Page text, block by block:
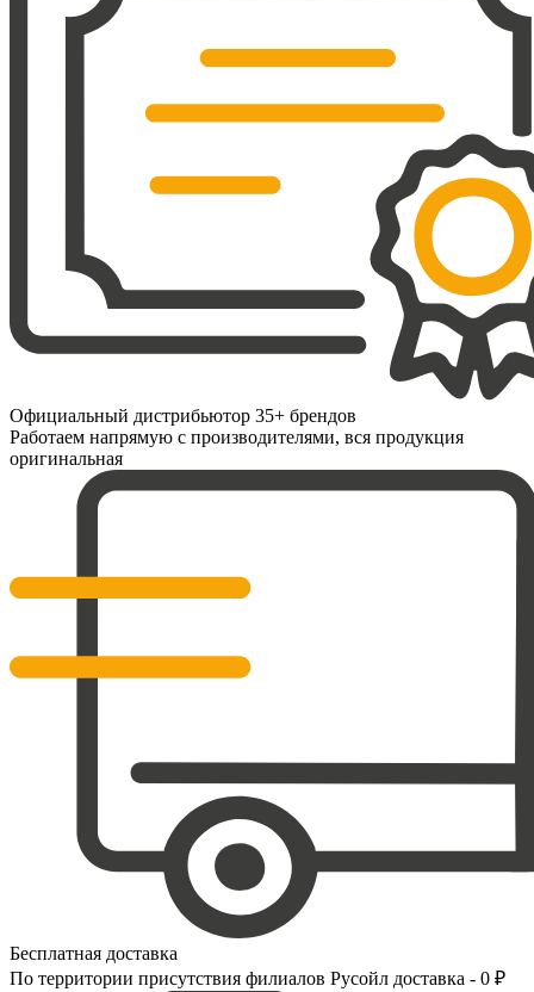
Официальный дистрибьютор 35+ брендов
Работаем напрямую с производителями, вся продукция
оригинальная
Бесплатная доставка
По территории присутствия филиалов Русойл доставка - 0 ₽